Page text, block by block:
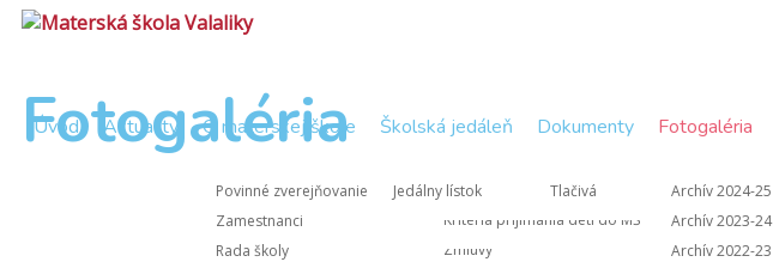
Úvod Aktuality O materskej škole
Povinné zverejňovanie
Zápisnice Rady školy
Zápisnice z pedagogických porád
Zmluvy
Zamestnanci
Rada školy
Nástup do MŠ
Kritériá prijímania detí do MŠ
Školská jedáleň
Jedálny lístok
Dokumenty
Tlačivá
Fotogaléria
Archív 2024-25
Archív 2023-24
Archív 2022-23
Fotogaléria